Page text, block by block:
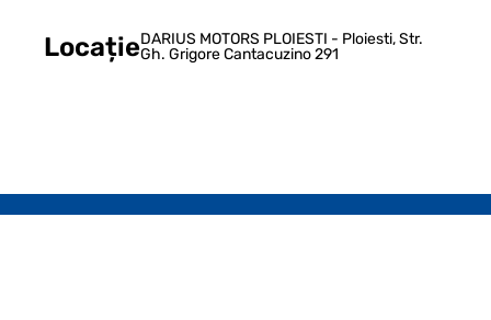
LocațieDARIUS MOTORS PLOIESTI - Ploiesti, Str.
Gh. Grigore Cantacuzino 291